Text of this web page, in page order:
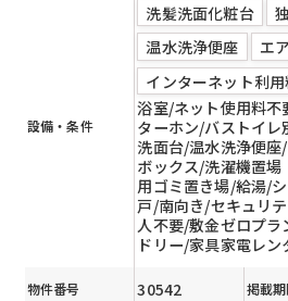
設備・条件
洗髪洗面化粧台
温水洗浄便座
エ
インターネット利
浴室/ネット使用料
ターホン/バストイ
洗面台/温水洗浄便
ボックス/洗濯機置
用ゴミ置き場/給湯/
戸/南向き/セキュリ
人不要/敷金ゼロプ
ドリー/家具家電レン
物件番号 30542 掲載